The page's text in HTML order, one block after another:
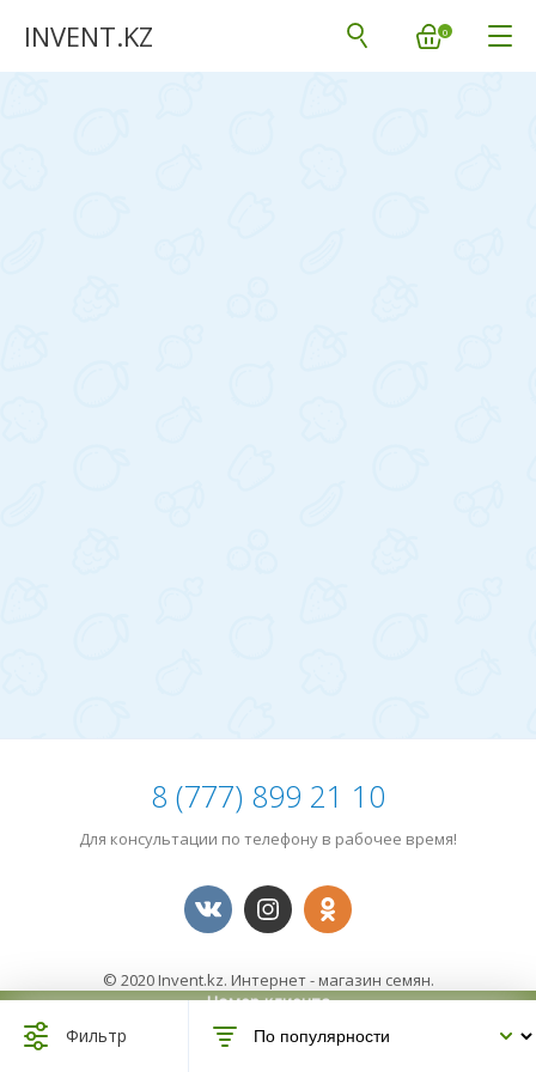
INVENT.KZ 0
Фильтр
8 (777) 899 21 10
Для консультации по телефону в рабочее время!
© 2020 Invent.kz. Интернет - магазин семян.
Номер клиента
14795580